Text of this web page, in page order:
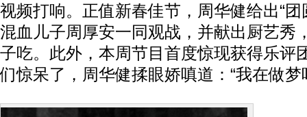
视频打响。正值新春佳节，周华健给出“团
混血儿子周厚安一同观战，并献出厨艺秀
子吃。此外，本周节目首度惊现获得乐评
们惊呆了，周华健揉眼娇嗔道：“我在做梦